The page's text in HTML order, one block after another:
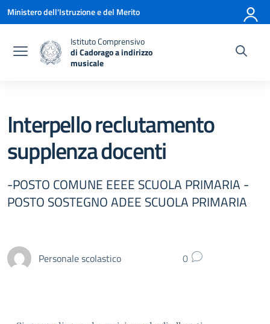
Vai ai contenuti
Vai al menu di navigazione
Vai al footer
Ministero dell'Istruzione e del Merito
Istituto Comprensivo
di Cadorago a indirizzo
musicale
Interpello reclutamento
supplenza docenti
-POSTO COMUNE EEEE SCUOLA PRIMARIA -
POSTO SOSTEGNO ADEE SCUOLA PRIMARIA
Personale scolastico 0